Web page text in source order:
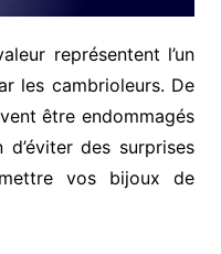
représentent l’un
les cambrioleurs. De
être endommagés
des surprises
vos bijoux de